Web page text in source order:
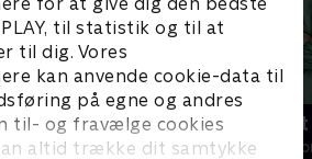
til statistik og til at
til dig. Vores
kan anvende cookie-data til
på egne og andres
til- og fravælge cookies
altid trække dit samtykke
Fake Patient
Drama • 1